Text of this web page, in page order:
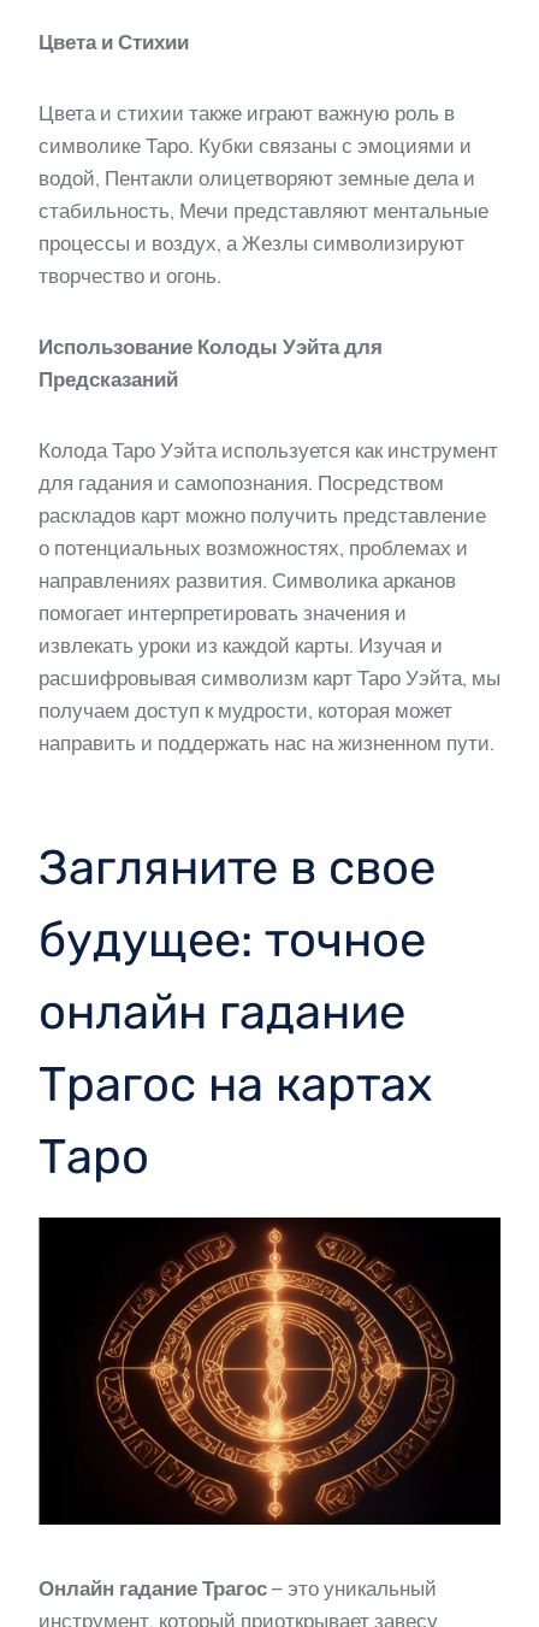
Цвета и Стихии
Цвета и стихии также играют важную роль в
символике Таро. Кубки связаны с эмоциями и
водой, Пентакли олицетворяют земные дела и
стабильность, Мечи представляют ментальные
процессы и воздух, а Жезлы символизируют
творчество и огонь.
Использование Колоды Уэйта для
Предсказаний
Колода Таро Уэйта используется как инструмент
для гадания и самопознания. Посредством
раскладов карт можно получить представление
о потенциальных возможностях, проблемах и
направлениях развития. Символика арканов
помогает интерпретировать значения и
извлекать уроки из каждой карты. Изучая и
расшифровывая символизм карт Таро Уэйта, мы
получаем доступ к мудрости, которая может
направить и поддержать нас на жизненном пути.
Загляните в свое
будущее: точное
онлайн гадание
Трагос на картах
Таро
Онлайн гадание Трагос – это уникальный
инструмент, который приоткрывает завесу